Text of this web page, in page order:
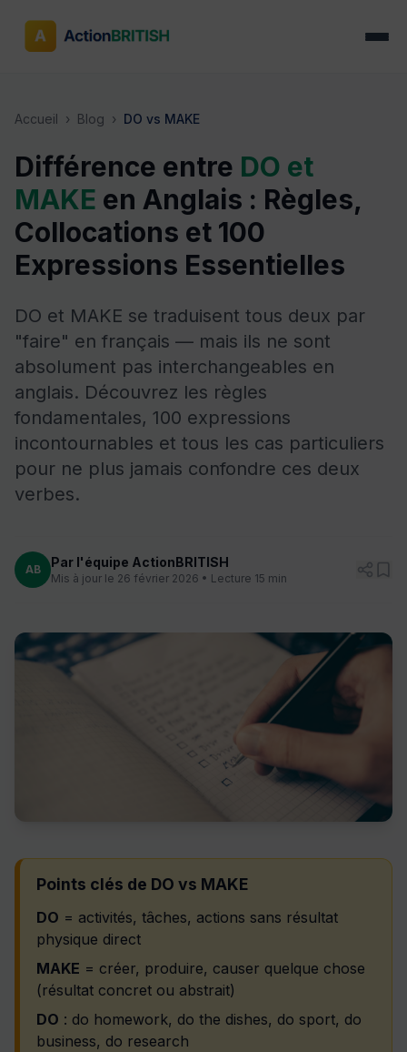
Accueil › Blog › DO vs MAKE
Différence entre DO et
MAKE en Anglais : Règles,
Collocations et 100
Expressions Essentielles
DO et MAKE se traduisent tous deux par
"faire" en français — mais ils ne sont
absolument pas interchangeables en
anglais. Découvrez les règles
fondamentales, 100 expressions
incontournables et tous les cas particuliers
pour ne plus jamais confondre ces deux
verbes.
AB Par l'équipe ActionBRITISH
Mis à jour le 26 février 2026 • Lecture 15 min
Points clés de DO vs MAKE
DO = activités, tâches, actions sans résultat
physique direct
MAKE = créer, produire, causer quelque chose
(résultat concret ou abstrait)
DO : do homework, do the dishes, do sport, do
business, do research